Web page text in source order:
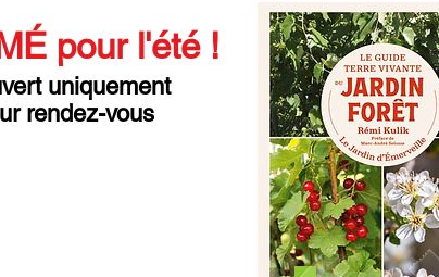
pour l'été!
uniquement
rendez-vous